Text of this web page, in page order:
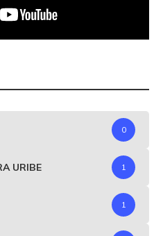
0
URIBE 1
1